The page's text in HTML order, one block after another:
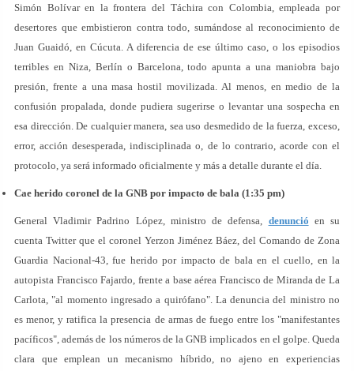
Simón Bolívar en la frontera del Táchira con Colombia, empleada por
desertores que embistieron contra todo, sumándose al reconocimiento de
Juan Guaidó, en Cúcuta. A diferencia de ese último caso, o los episodios
terribles en Niza, Berlín o Barcelona, todo apunta a una maniobra bajo
presión, frente a una masa hostil movilizada. Al menos, en medio de la
confusión propalada, donde pudiera sugerirse o levantar una sospecha en
esa dirección. De cualquier manera, sea uso desmedido de la fuerza, exceso,
error, acción desesperada, indisciplinada o, de lo contrario, acorde con el
protocolo, ya será informado oficialmente y más a detalle durante el día.
Cae herido coronel de la GNB por impacto de bala (1:35 pm)
General Vladimir Padrino López, ministro de defensa, denunció en su
cuenta Twitter que el coronel Yerzon Jiménez Báez, del Comando de Zona
Guardia Nacional-43, fue herido por impacto de bala en el cuello, en la
autopista Francisco Fajardo, frente a base aérea Francisco de Miranda de La
Carlota, "al momento ingresado a quirófano". La denuncia del ministro no
es menor, y ratifica la presencia de armas de fuego entre los "manifestantes
pacíficos", además de los números de la GNB implicados en el golpe. Queda
clara que emplean un mecanismo híbrido, no ajeno en experiencias